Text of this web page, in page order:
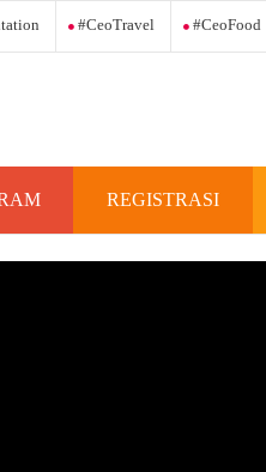
#ceoTravel #ceoFood
REGISTRASI